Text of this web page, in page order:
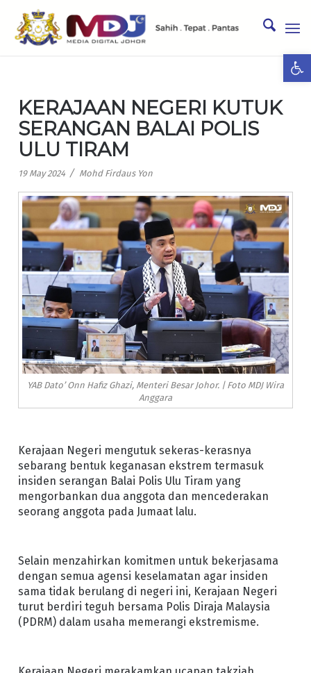
KERAJAAN NEGERI KUTUK
SERANGAN BALAI POLIS
ULU TIRAM
19 May 2024 / Mohd Firdaus Yon
YAB Dato’ Onn Hafiz Ghazi, Menteri Besar Johor. | Foto MDJ Wira
Anggara
Kerajaan Negeri mengutuk sekeras-kerasnya
sebarang bentuk keganasan ekstrem termasuk
insiden serangan Balai Polis Ulu Tiram yang
mengorbankan dua anggota dan mencederakan
seorang anggota pada Jumaat lalu.
Selain menzahirkan komitmen untuk bekerjasama
dengan semua agensi keselamatan agar insiden
sama tidak berulang di negeri ini, Kerajaan Negeri
turut berdiri teguh bersama Polis Diraja Malaysia
(PDRM) dalam usaha memerangi ekstremisme.